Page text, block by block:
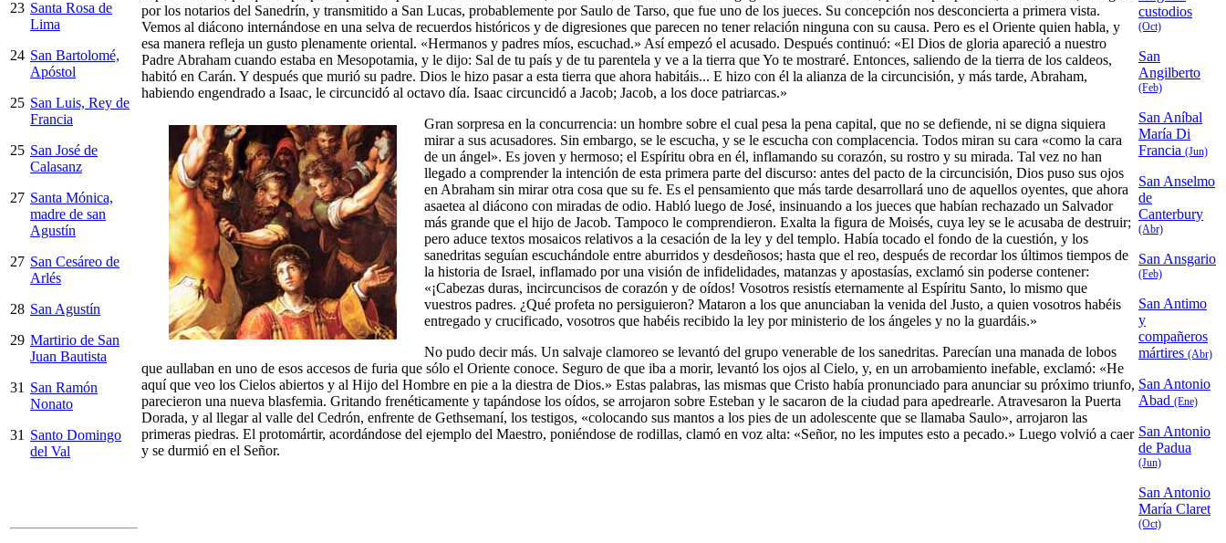
23 Santa Rosa de
Lima
24 San Bartolomé,
Apóstol
25 San Luis, Rey de
Francia
25 San José de
Calasanz
27 Santa Mónica,
madre de san
Agustín
27 San Cesáreo de
Arlés
28 San Agustín
29 Martirio de San
Juan Bautista
31 San Ramón
Nonato
31 Santo Domingo
del Val
por los notarios del Sanedrín, y transmitido a San Lucas, probablemente por Saulo de Tarso, que fue uno de los jueces. Su concepción nos desconcierta a primera vista.
Vemos al diácono internándose en una selva de recuerdos históricos y de digresiones que parecen no tener relación ninguna con su causa. Pero es el Oriente quien habla, y
esa manera refleja un gusto plenamente oriental. «Hermanos y padres míos, escuchad.» Así empezó el acusado. Después continuó: «El Dios de gloria apareció a nuestro
Padre Abraham cuando estaba en Mesopotamia, y le dijo: Sal de tu país y de tu parentela y ve a la tierra que Yo te mostraré. Entonces, saliendo de la tierra de los caldeos,
habitó en Carán. Y después que murió su padre. Dios le hizo pasar a esta tierra que ahora habitáis... E hizo con él la alianza de la circuncisión, y más tarde, Abraham,
habiendo engendrado a Isaac, le circuncidó al octavo día. Isaac circuncidó a Jacob; Jacob, a los doce patriarcas.»
Gran sorpresa en la concurrencia: un hombre sobre el cual pesa la pena capital, que no se defiende, ni se digna siquiera
mirar a sus acusadores. Sin embargo, se le escucha, y se le escucha con complacencia. Todos miran su cara «como la cara
de un ángel». Es joven y hermoso; el Espíritu obra en él, inflamando su corazón, su rostro y su mirada. Tal vez no han
llegado a comprender la intención de esta primera parte del discurso: antes del pacto de la circuncisión, Dios puso sus ojos
en Abraham sin mirar otra cosa que su fe. Es el pensamiento que más tarde desarrollará uno de aquellos oyentes, que ahora
asaetea al diácono con miradas de odio. Habló luego de José, insinuando a los jueces que habían rechazado un Salvador
más grande que el hijo de Jacob. Tampoco le comprendieron. Exalta la figura de Moisés, cuya ley se le acusaba de destruir;
pero aduce textos mosaicos relativos a la cesación de la ley y del templo. Había tocado el fondo de la cuestión, y los
sanedritas seguían escuchándole entre aburridos y desdeñosos; hasta que el reo, después de recordar los últimos tiempos de
la historia de Israel, inflamado por una visión de infidelidades, matanzas y apostasías, exclamó sin poderse contener:
«¡Cabezas duras, incircuncisos de corazón y de oídos! Vosotros resistís eternamente al Espíritu Santo, lo mismo que
vuestros padres. ¿Qué profeta no persiguieron? Mataron a los que anunciaban la venida del Justo, a quien vosotros habéis
entregado y crucificado, vosotros que habéis recibido la ley por ministerio de los ángeles y no la guardáis.»
No pudo decir más. Un salvaje clamoreo se levantó del grupo venerable de los sanedritas. Parecían una manada de lobos
que aullaban en uno de esos accesos de furia que sólo el Oriente conoce. Seguro de que iba a morir, levantó los ojos al Cielo, y, en un arrobamiento inefable, exclamó: «He
aquí que veo los Cielos abiertos y al Hijo del Hombre en pie a la diestra de Dios.» Estas palabras, las mismas que Cristo había pronunciado para anunciar su próximo triunfo,
parecieron una nueva blasfemia. Gritando frenéticamente y tapándose los oídos, se arrojaron sobre Esteban y le sacaron de la ciudad para apedrearle. Atravesaron la Puerta
Dorada, y al llegar al valle del Cedrón, enfrente de Gethsemaní, los testigos, «colocando sus mantos a los pies de un adolescente que se llamaba Saulo», arrojaron las
primeras piedras. El protomártir, acordándose del ejemplo del Maestro, poniéndose de rodillas, clamó en voz alta: «Señor, no les imputes esto a pecado.» Luego volvió a caer
y se durmió en el Señor.
custodios
(Oct)
San
Angilberto
(Feb)
San Aníbal
María Di
Francia (Jun)
San Anselmo
de
Canterbury
(Abr)
San Ansgario
(Feb)
San Antimo
y
compañeros
mártires (Abr)
San Antonio
Abad (Ene)
San Antonio
de Padua
(Jun)
San Antonio
María Claret
(Oct)